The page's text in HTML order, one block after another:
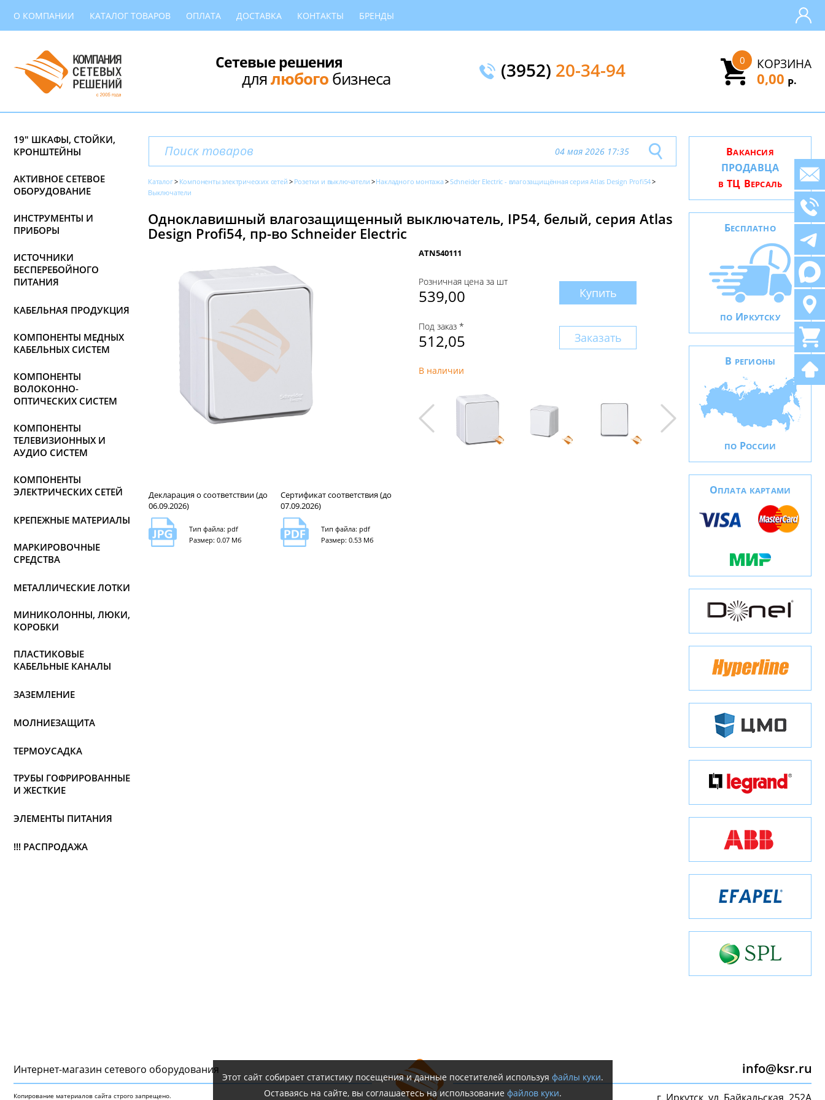
О КОМПАНИИ КАТАЛОГ ТОВАРОВ ОПЛАТА ДОСТАВКА КОНТАКТЫ БРЕНДЫ
Сетевые решения
длялюбогобизнеса (3952) 20-34-94 КОРЗИНА
0
0,00 Р.
19" ШКАФЫ, СТОЙКИ,
КРОНШТЕЙНЫ
АКТИВНОЕ СЕТЕВОЕ
ОБОРУДОВАНИЕ
ИНСТРУМЕНТЫ И
ПРИБОРЫ
ИСТОЧНИКИ
БЕСПЕРЕБОЙНОГО
ПИТАНИЯ
КАБЕЛЬНАЯ ПРОДУКЦИЯ
КОМПОНЕНТЫ МЕДНЫХ
КАБЕЛЬНЫХ СИСТЕМ
КОМПОНЕНТЫ
ВОЛОКОННО-
ОПТИЧЕСКИХ СИСТЕМ
КОМПОНЕНТЫ
ТЕЛЕВИЗИОННЫХ И
АУДИО СИСТЕМ
КОМПОНЕНТЫ
ЭЛЕКТРИЧЕСКИХ СЕТЕЙ
КРЕПЕЖНЫЕ МАТЕРИАЛЫ
МАРКИРОВОЧНЫЕ
СРЕДСТВА
МЕТАЛЛИЧЕСКИЕ ЛОТКИ
МИНИКОЛОННЫ, ЛЮКИ,
КОРОБКИ
ПЛАСТИКОВЫЕ
КАБЕЛЬНЫЕ КАНАЛЫ
ЗАЗЕМЛЕНИЕ
МОЛНИЕЗАЩИТА
ТЕРМОУСАДКА
ТРУБЫ ГОФРИРОВАННЫЕ
И ЖЕСТКИЕ
ЭЛЕМЕНТЫ ПИТАНИЯ
!!! РАСПРОДАЖА
04 мая 2026 17:35
Каталог Компоненты электрических сетей Розетки и выключатели Накладного монтажа
Schneider Electric - влагозащищённая серия Atlas Design Profi54
Выключатели
Одноклавишный влагозащищенный выключатель, IP54, белый, серия Atlas
Design Profi54, пр-во Schneider Electric
ATN540111
Розничная цена за шт
539,00 Купить
Под заказ *
512,05 Заказать
В наличии
Декларация о соответствии (до
06.09.2026)
Тип файла: pdf
Размер: 0.07 Мб
Сертификат соответствия (до
07.09.2026)
Тип файла: pdf
Размер: 0.53 Мб
ВАКАНСИЯ
ПРОДАВЦА
В ТЦ ВЕРСАЛЬ
БЕСПЛАТНО
ПО ИРКУТСКУ
В РЕГИОНЫ
ПО РОССИИ
ОПЛАТА КАРТАМИ
Интернет-магазин сетeвого оборудования
Копирование материалов сайта строго запрещено.
info@ksr.ru
Этот сайт собирает статистику посещения и данные посетителей используя файлы куки.
Оставаясь на сайте, вы соглашаетесь на использование файлов куки.